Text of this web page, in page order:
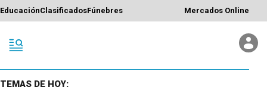
EducaciónClasificadosFúnebres Mercados Online
TEMAS DE HOY: